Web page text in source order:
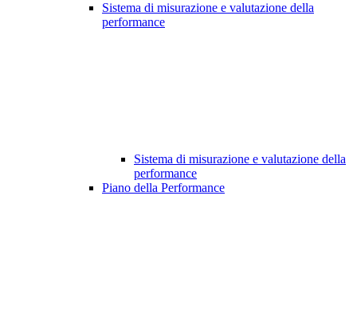
Sistema di misurazione e valutazione della
performance
Sistema di misurazione e valutazione della
performance
Piano della Performance